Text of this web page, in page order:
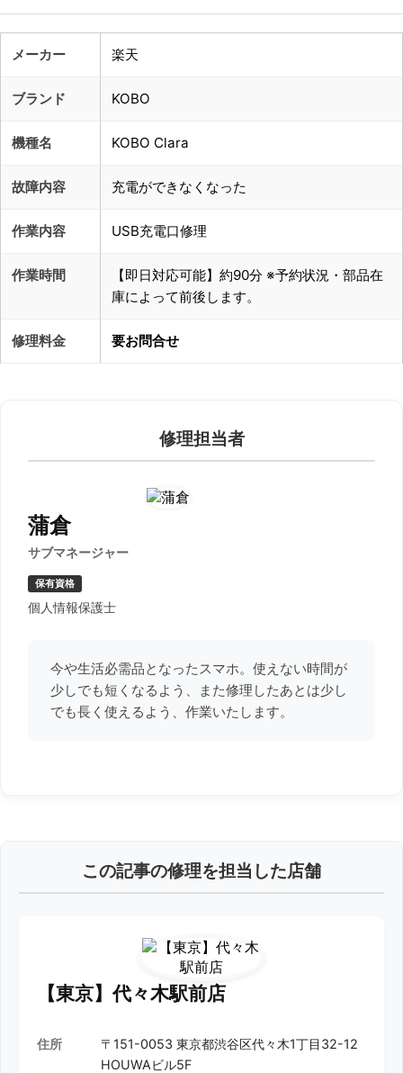
メーカー 楽天
ブランド KOBO
機種名 KOBO Clara
故障内容 充電ができなくなった
作業内容 USB充電口修理
作業時間
【即日対応可能】約90分 ※予約状況・部品在
庫によって前後します。
修理料金 要お問合せ
修理担当者
蒲倉
サブマネージャー
保有資格
個人情報保護士
今や生活必需品となったスマホ。使えない時間が
少しでも短くなるよう、また修理したあとは少し
でも長く使えるよう、作業いたします。
この記事の修理を担当した店舗
【東京】代々木駅前店
住所
〒151-0053 東京都渋谷区代々木1丁目32-12
HOUWAビル5F